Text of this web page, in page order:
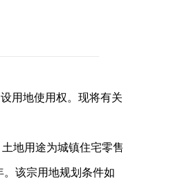
用地使用权。现将有关
地用途为城镇住宅零售
该宗用地规划条件如